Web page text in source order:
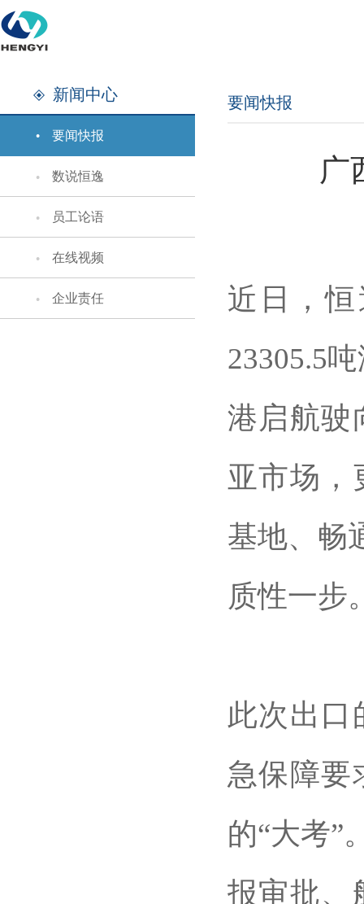
新闻中心
要闻快报
数说恒逸
员工论语
在线视频
企业责任
要闻快报
广
近日，
23305.5
港启航驶
亚市场，
基地、畅
质性一步
此次出口
急保障要
的“大考”
报审批、